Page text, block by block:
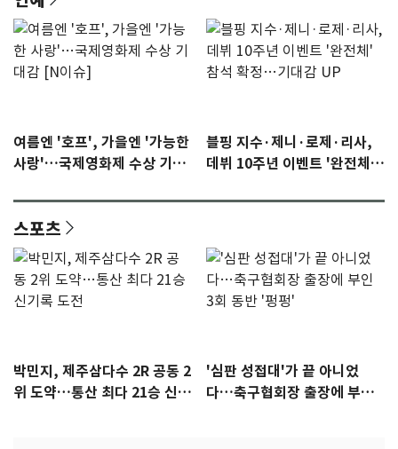
여름엔 '호프', 가을엔 '가능한
사랑'…국제영화제 수상 기대
블핑 지수·제니·로제·리사,
데뷔 10주년 이벤트 '완전체'
스포츠
박민지, 제주삼다수 2R 공동 2
위 도약…통산 최다 21승 신기
'심판 성접대'가 끝 아니었
다…축구협회장 출장에 부인